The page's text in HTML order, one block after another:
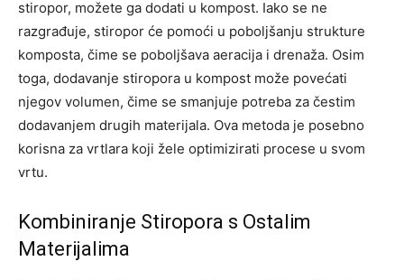
stiropor, možete ga dodati u kompost. Iako se ne
razgrađuje, stiropor će pomoći u poboljšanju strukture
komposta, čime se poboljšava aeracija i drenaža. Osim
toga, dodavanje stiropora u kompost može povećati
njegov volumen, čime se smanjuje potreba za čestim
dodavanjem drugih materijala. Ova metoda je posebno
korisna za vrtlara koji žele optimizirati procese u svom
vrtu.
Kombiniranje Stiropora s Ostalim
Materijalima